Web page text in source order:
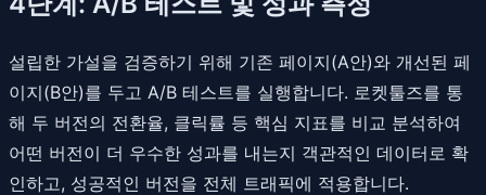
설립한 가설을 검증하기 위해 기존 페이지(A안)와 개선된 페
이지(B안)를 두고 A/B 테스트를 실행합니다. 로켓툴즈를 통
해 두 버전의 전환율, 클릭률 등 핵심 지표를 비교 분석하여
어떤 버전이 더 우수한 성과를 내는지 객관적인 데이터로 확
인하고, 성공적인 버전을 전체 트래픽에 적용합니다.